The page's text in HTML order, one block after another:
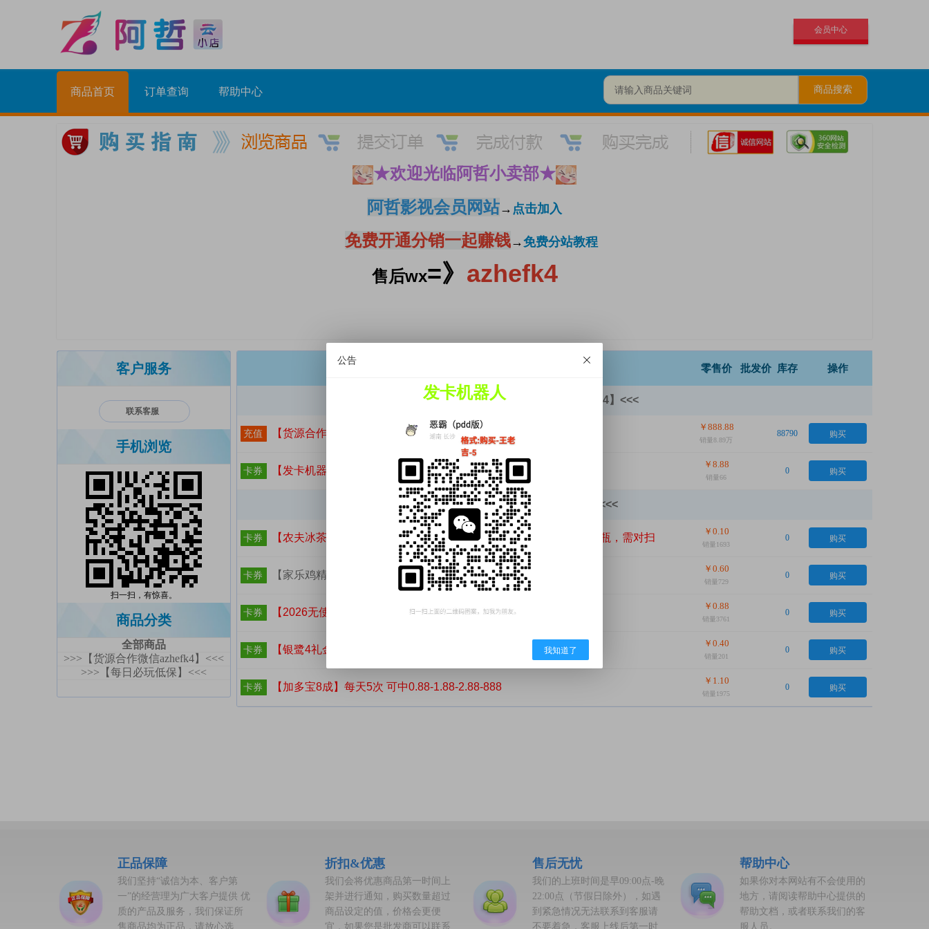
会员中心
商品首页 订单查询 帮助中心 商品搜索
★欢迎光临阿哲小卖部★
阿哲影视会员网站→ 点击加入
免费开通分销一起赚钱→免费分站教程
售后wx=》 azhefk4
客户服务
联系客服
手机浏览
扫一扫，有惊喜。
商品分类
全部商品
>>>【货源合作微信azhefk4】<<<
>>>【每日必玩低保】<<<
零售价 批发价 库存 操作
>>>【货源合作微信azhefk4】<<<
充值 【货源合作】大量收各种码子商品什么都要 联系售后微信azhefk4
￥888.88
销量8.89万
88790 购买
卡券 【发卡机器人 djsnxndj】
￥8.88
销量66
0 购买
>>>【每日必玩低保】<<<
卡券 【农夫冰茶】85高质量有废不补，一天5次，随机中红包或者再来一瓶，需对扫
￥0.10
销量1693
0 购买
卡券 【家乐鸡精】耗油无废 中0.88-1.08-1.28-8.88
￥0.60
销量729
0 购买
卡券 【2026无使用 王老吉】 随机中 1-3-5 不必中 每天5次 复购激活
￥0.88
销量3761
0 购买
卡券 【银鹭4礼金版】 中奖复购解锁4礼金 每天十次 推荐玩（无废卡）
￥0.40
销量201
0 购买
卡券 【加多宝8成】每天5次 可中0.88-1.88-2.88-888
￥1.10
销量1975
0 购买
正品保障
我们坚持“诚信为本、客户第
一”的经营理为广大客户提供 优
质的产品及服务，我们保证所
售商品均为正品，请放心选
折扣&优惠
我们会将优惠商品第一时间上
架并进行通知，购买数量超过
商品设定的值，价格会更便
宜，如果您是批发商可以联系
售后无忧
我们的上班时间是早09:00点-晚
22:00点（节假日除外），如遇
到紧急情况无法联系到客服请
不要着急，客服上线后第一时
帮助中心
如果你对本网站有不会使用的
地方，请阅读帮助中心提供的
帮助文档，或者联系我们的客
服人员。
公告
发卡机器人
我知道了